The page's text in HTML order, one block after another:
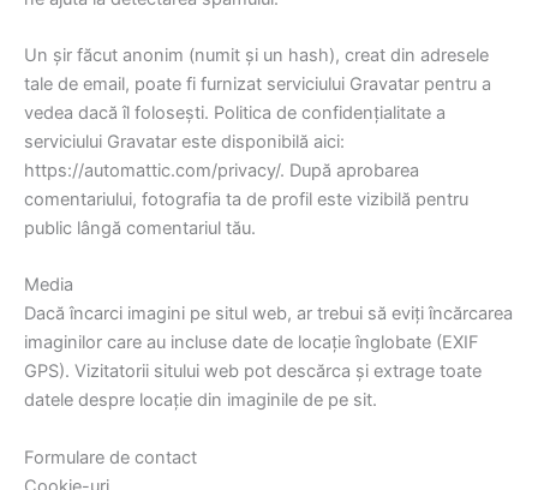
Un șir făcut anonim (numit și un hash), creat din adresele
tale de email, poate fi furnizat serviciului Gravatar pentru a
vedea dacă îl folosești. Politica de confidențialitate a
serviciului Gravatar este disponibilă aici:
https://automattic.com/privacy/. După aprobarea
comentariului, fotografia ta de profil este vizibilă pentru
public lângă comentariul tău.
Media
Dacă încarci imagini pe situl web, ar trebui să eviți încărcarea
imaginilor care au incluse date de locație înglobate (EXIF
GPS). Vizitatorii sitului web pot descărca și extrage toate
datele despre locație din imaginile de pe sit.
Formulare de contact